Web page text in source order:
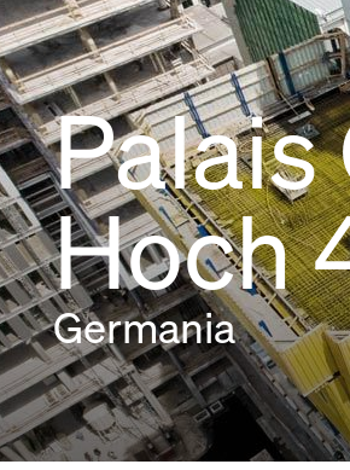
Hoch
Germania